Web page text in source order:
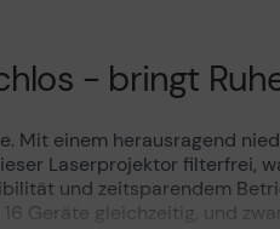
- bringt
Mit einem herausragend
Laserprojektor filterfrei,
und zeitsparendem
Geräte gleichzeitig, und